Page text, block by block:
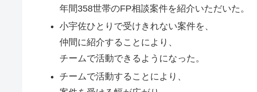
年間358世帯のFP相談案件を紹介いただいた。
小宇佐ひとりで受けきれない案件を、
仲間に紹介することにより、
チームで活動できるようになった。
チームで活動することにより、